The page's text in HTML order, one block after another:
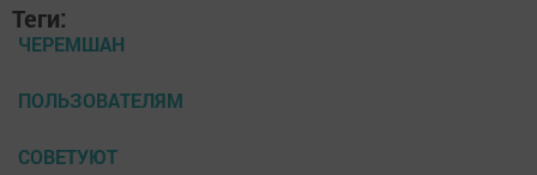
Теги:
ЧЕРЕМШАН
ПОЛЬЗОВАТЕЛЯМ
СОВЕТУЮТ